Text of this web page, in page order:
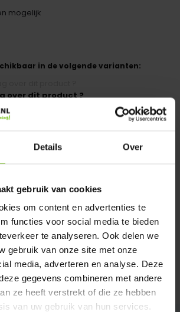
Details Over
gebruik van cookies
om content en advertenties te
functies voor social media te bieden
te analyseren. Ook delen we
gebruik van onze site met onze
media, adverteren en analyse. Deze
gegevens combineren met andere
ze heeft verstrekt of die ze hebben
van uw gebruik van hun services.
mogelijk
in de volgende varianten:
over dit product ?
met meer informatie